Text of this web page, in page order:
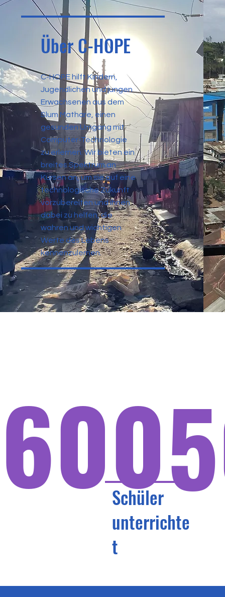
Über C-HOPE
C-HOPE hilft Kindern,
Jugendlichen und jungen
Erwachsenen aus dem
Slum Mathare, einen
gesunden Umgang mit
Computer-Technologie
zu erlernen. Wir bieten ein
breites Spektrum an
Kursen an, um sie auf eine
technologische Zukunft
vorzubereiten und ihnen
dabei zu helfen, die
wahren und wichtigen
Werte des Lebens
kennenzulernen.
600
Schüler
unterrichte
t